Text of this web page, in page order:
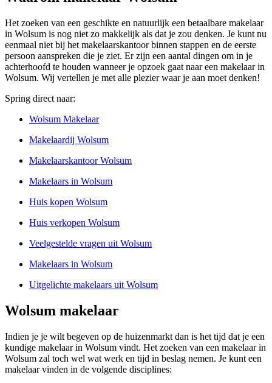
Het zoeken van een geschikte en natuurlijk een betaalbare makelaar
in Wolsum is nog niet zo makkelijk als dat je zou denken. Je kunt nu
eenmaal niet bij het makelaarskantoor binnen stappen en de eerste
persoon aanspreken die je ziet. Er zijn een aantal dingen om in je
achterhoofd te houden wanneer je opzoek gaat naar een makelaar in
Wolsum. Wij vertellen je met alle plezier waar je aan moet denken!
Spring direct naar:
Wolsum Makelaar
Makelaardij Wolsum
Makelaarskantoor Wolsum
Makelaars in Wolsum
Huis kopen Wolsum
Huis verkopen Wolsum
Veelgestelde vragen uit Wolsum
Makelaars in Wolsum
Uitgelichte makelaars uit Wolsum
Wolsum makelaar
Indien je je wilt begeven op de huizenmarkt dan is het tijd dat je een
kundige makelaar in Wolsum vindt. Het zoeken van een makelaar in
Wolsum zal toch wel wat werk en tijd in beslag nemen. Je kunt een
makelaar vinden in de volgende disciplines: